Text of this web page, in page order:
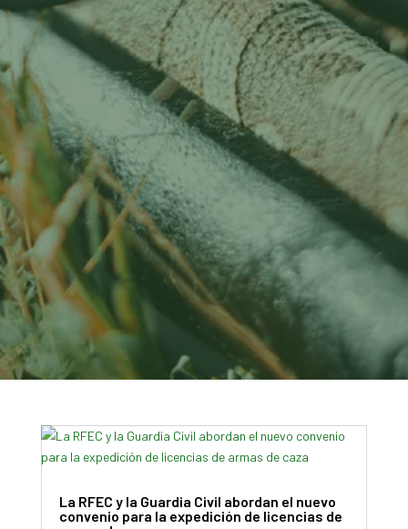
La RFEC y la Guardia Civil abordan el nuevo
convenio para la expedición de licencias de